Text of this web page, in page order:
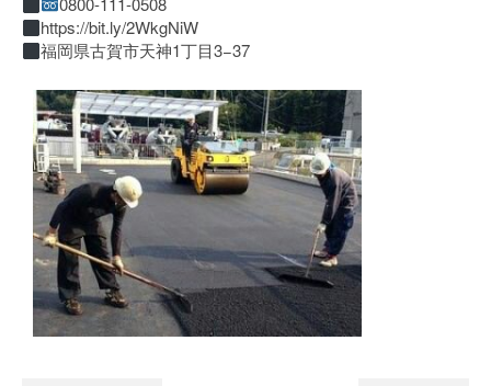
https://bit.ly/2WkgNiW
福岡県古賀市天神1丁目3−37